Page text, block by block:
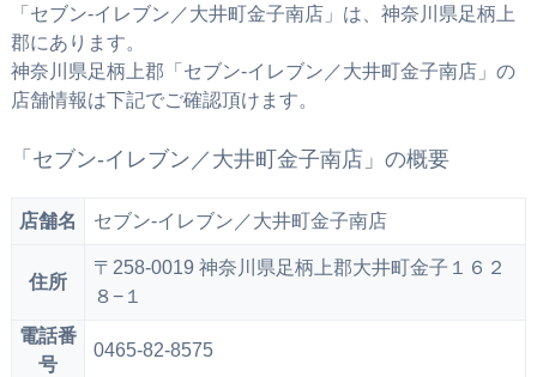
「セブン‐イレブン／大井町金子南店」は、神奈川県足柄上
郡にあります。
神奈川県足柄上郡「セブン‐イレブン／大井町金子南店」の
店舗情報は下記でご確認頂けます。
「セブン‐イレブン／大井町金子南店」の概要
店舗名 セブン‐イレブン／大井町金子南店
住所
〒258-0019 神奈川県足柄上郡大井町金子１６２
８−１
電話番
号
0465-82-8575